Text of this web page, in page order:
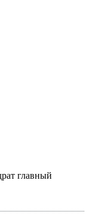
главный